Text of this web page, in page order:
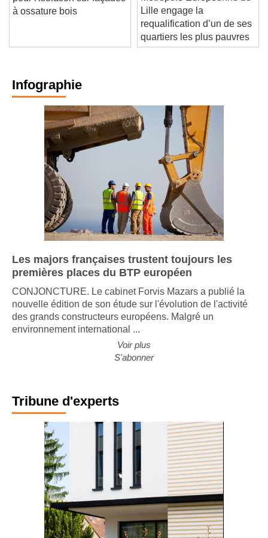
pour l'isolation sur façades
Métropole Européenne de
Lille engage la
requalification d’un de ses
quartiers les plus pauvres
Infographie
Les majors françaises trustent toujours les
premières places du BTP européen
CONJONCTURE. Le cabinet Forvis Mazars a publié la
nouvelle édition de son étude sur l'évolution de l'activité
des grands constructeurs européens. Malgré un
Voir plus
Tribune d'experts